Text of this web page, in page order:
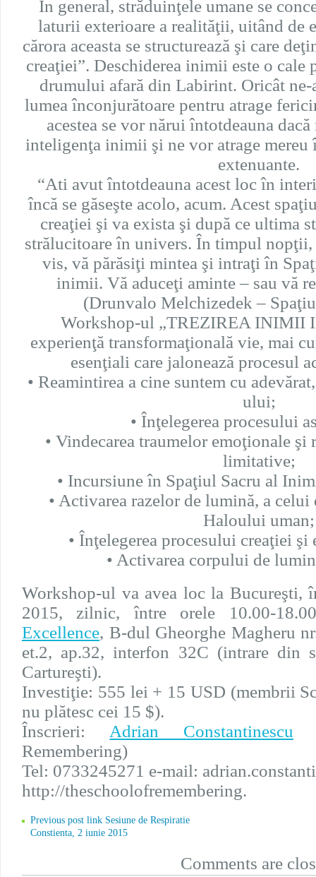
În general, străduinţele umane se
laturii exterioare a realităţii, uitând de
cărora aceasta se structurează şi care
creaţiei”. Deschiderea inimii este o cale
drumului afară din Labirint. Oricât ne-
lumea înconjurătoare pentru atrage
acestea se vor nărui întotdeauna
inteligenţa inimii şi ne vor atrage
extenuante.
“Ati avut întotdeauna acest loc în
încă se găseşte acolo, acum. Acest
creaţiei şi va exista şi după ce ultima
strălucitoare în univers. În timpul
vis, vă părăsiţi mintea şi intraţi în
inimii. Vă aduceţi aminte – sau vă
(Drunvalo Melchizedek –
Workshop-ul „TREZIREA INIMII
experienţă transformaţională vie, mai
esenţiali care jalonează procesul
• Reamintirea a cine suntem cu
ului;
• Înţelegerea procesului
• Vindecarea traumelor emoţionale şi
limitative;
• Incursiune în Spaţiul Sacru al
• Activarea razelor de lumină, a
Haloului uman;
• Înţelegerea procesului creaţiei
• Activarea corpului de
Workshop-ul va avea loc la Bucureşti,
2015, zilnic, între orele 10.00-
Excellence, B-dul Gheorghe Magheru
et.2, ap.32, interfon 32C (intrare din
Cartureşti).
Investiţie: 555 lei + 15 USD (membrii
nu plătesc cei 15 $).
Înscrieri: Adrian Constantinescu
Remembering)
Tel: 0733245271 e-mail:
http://theschoolofremembering.
Previous post link Sesiune de Respiratie
Constienta, 2 iunie 2015
Comments are